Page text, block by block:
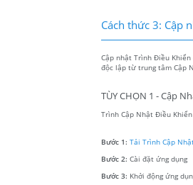
Cách thức 3: Cập
Cập nhật Trình Điều
độc lập từ trung tâm Cập
TÙY CHỌN 1 - Cập
Trình Cập Nhật Điều
Bước 1: Tải Trình Cập
Bước 2: Cài đặt ứng dụng
Bước 3: Khởi động ứng